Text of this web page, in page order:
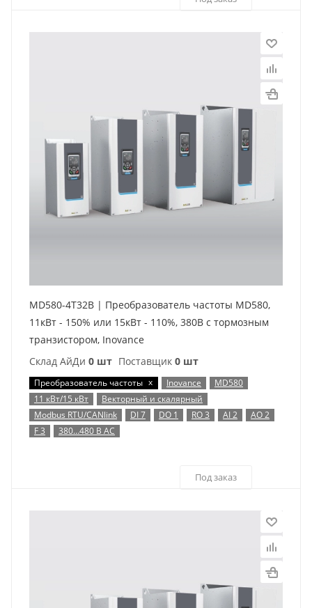
MD580-4T32B | Преобразователь частоты MD580,
11кВт - 150% или 15кВт - 110%, 380В с тормозным
транзистором, Inovance
Склад АйДи 0 шт Поставщик 0 шт
Преобразователь частоты x Inovance
MD580
11 кВт/15 кВт
Векторный и скалярный
Modbus RTU/CANlink
DI 7 DO 1 RO 3 AI 2
AO 2
F 3
380…480 В AC
Под заказ